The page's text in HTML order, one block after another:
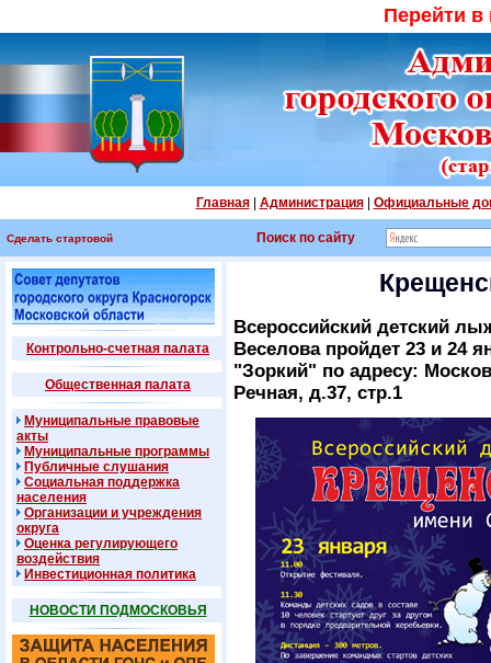
Перейти
Главная| Администрация| Официальные
Сделать стартовой Поиск по сайту
Контрольно-счетная палата
Общественная палата
Муниципальные правовые
акты
Муниципальные программы
Публичные слушания
Социальная поддержка
населения
Организации и учреждения
округа
Оценка регулирующего
воздействия
Инвестиционная политика
НОВОСТИ ПОДМОСКОВЬЯ
Всероссийский детский
Веселова пройдет 23 и 24
"Зоркий" по адресу:
Речная, д.37, стр.1